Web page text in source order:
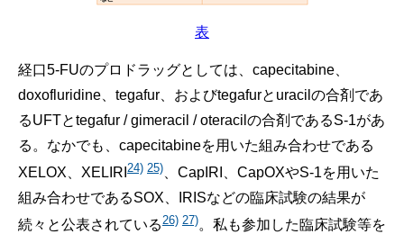
表
経口5-FUのプロドラッグとしては、capecitabine、
doxofluridine、tegafur、およびtegafurとuracilの合剤であ
るUFTとtegafur / gimeracil / oteracilの合剤であるS-1があ
る。なかでも、capecitabineを用いた組み合わせである
XELOX、XELIRI 24) 25) 、CapIRI、CapOXやS-1を用いた
組み合わせであるSOX、IRISなどの臨床試験の結果が
続々と公表されている 26) 27)。私も参加した臨床試験等を